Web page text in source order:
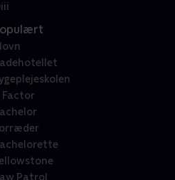
Factor
Patrol